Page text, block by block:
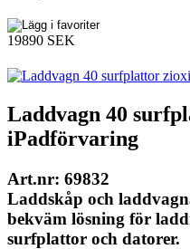
19890 SEK
Laddvagn 40
iPadförvaring
Art.nr: 69832
Laddskåp och
bekväm lösning för
surfplattor och datorer.